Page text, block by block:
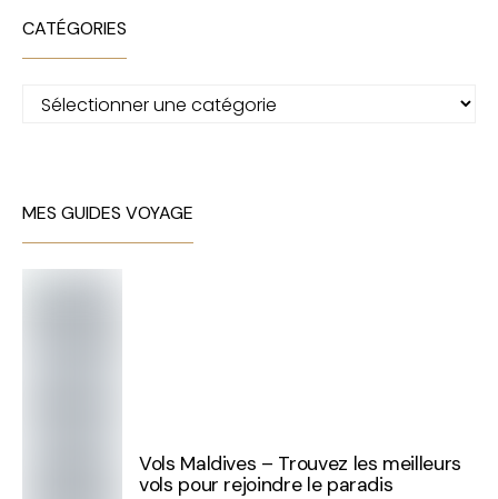
CATÉGORIES
Catégories
MES GUIDES VOYAGE
Vols Maldives – Trouvez les meilleurs
vols pour rejoindre le paradis